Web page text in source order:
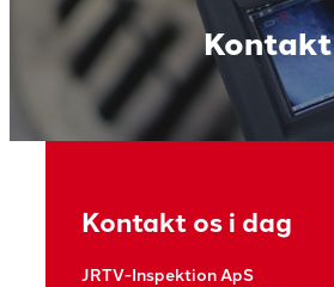
Kontakt
Kontakt os i dag
JRTV-Inspektion ApS